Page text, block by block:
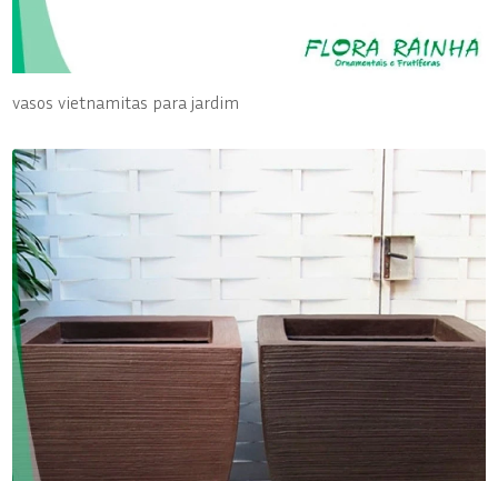
vasos vietnamitas para jardim